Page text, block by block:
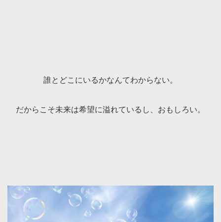
誰とどこにいるかなんてわからない。
だからこそ未来は希望に溢れているし、おもしろい。